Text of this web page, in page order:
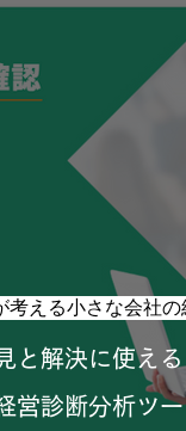
る小さな会社の経営ポイ
西荻の町情報
と解決に使える
営診断分析ツー